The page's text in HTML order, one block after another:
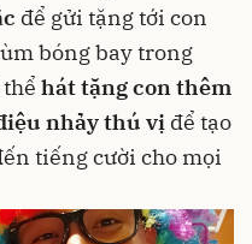
để gửi tặng tới con
bóng bay trong
hát tặng con thêm
nhảy thú vị để tạo
tiếng cười cho mọi